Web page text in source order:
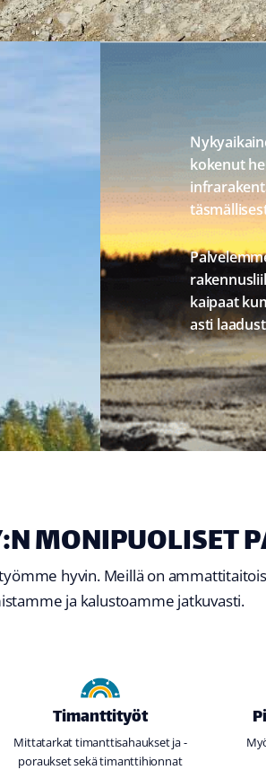
kokenut
kaipaat
asti
MONIPUOLISET
hyvin. Meillä on
ja kalustoamme jatkuvasti.
Timanttityöt
Mittatarkat timanttisahaukset ja -
poraukset sekä timanttihionnat